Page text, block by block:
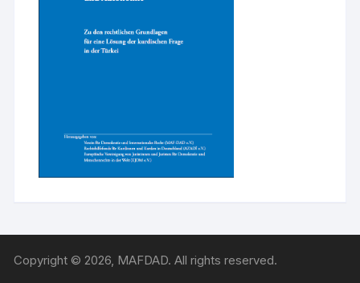
Copyright © 2026, MAFDAD. All rights reserved.